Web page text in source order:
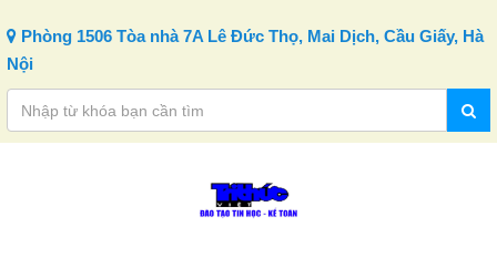
Phòng 1506 Tòa nhà 7A Lê Đức Thọ, Mai Dịch, Cầu Giấy, Hà
Nội